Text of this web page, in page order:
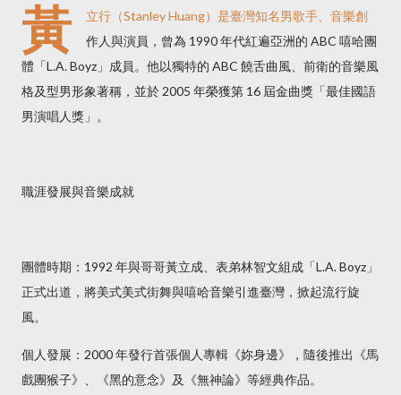
黃
立行（Stanley Huang）是臺灣知名男歌手、音樂創
作人與演員，曾為 1990 年代紅遍亞洲的 ABC 嘻哈團
體「L.A. Boyz」成員。他以獨特的 ABC 饒舌曲風、前衛的音樂風
格及型男形象著稱，並於 2005 年榮獲第 16 屆金曲獎「最佳國語
男演唱人獎」。
職涯發展與音樂成就
團體時期：1992 年與哥哥黃立成、表弟林智文組成「L.A. Boyz」
正式出道，將美式美式街舞與嘻哈音樂引進臺灣，掀起流行旋
風。
個人發展：2000 年發行首張個人專輯《妳身邊》，隨後推出《馬
戲團猴子》、《黑的意念》及《無神論》等經典作品。